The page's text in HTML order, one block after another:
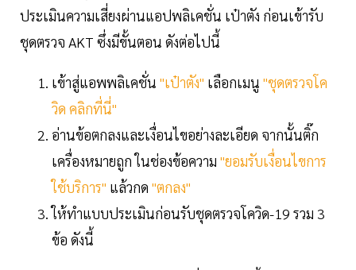
ประเมินความเสี่ยงผ่านแอปพลิเคชั่น เป๋าตัง ก่อนเข้ารับ
ชุดตรวจ AKT ซึ่งมีขั้นตอน ดังต่อไปนี้
เข้าสู่แอพพลิเคชั่น "เป๋าตัง" เลือกเมนู "ชุดตรวจโค
วิด คลิกที่นี่"
อ่านข้อตกลงและเงื่อนไขอย่างละเอียด จากนั้นติ๊ก
เครื่องหมายถูก ในช่องข้อความ "ยอมรับเงื่อนไขการ
ใช้บริการ" แล้วกด "ตกลง"
ให้ทำแบบประเมินก่อนรับชุดตรวจโควิด-19 รวม 3
ข้อ ดังนี้